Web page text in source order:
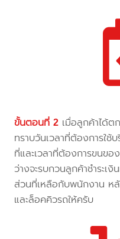
ขั้นตอนที่ 2 เมื่อลูกค้าได้ต
ทราบวันเวลาที่ต้องการใช้
ที่และเวลาที่ต้องการขนขอ
ว่างจะรบกวนลูกค้าชำระเ
ส่วนที่เหลือกับพนักงาน หลั
และล็อคคิวรถให้ครับ